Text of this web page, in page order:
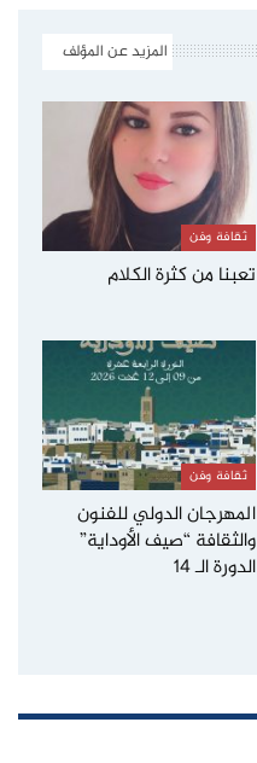
المزيد عن المؤلف
ثقافة وفن
تعبنا من كثرة الكلام
ثقافة وفن
المهرجان الدولي للفنون
والثقافة “صيف الأوداية”
الدورة الـ 14